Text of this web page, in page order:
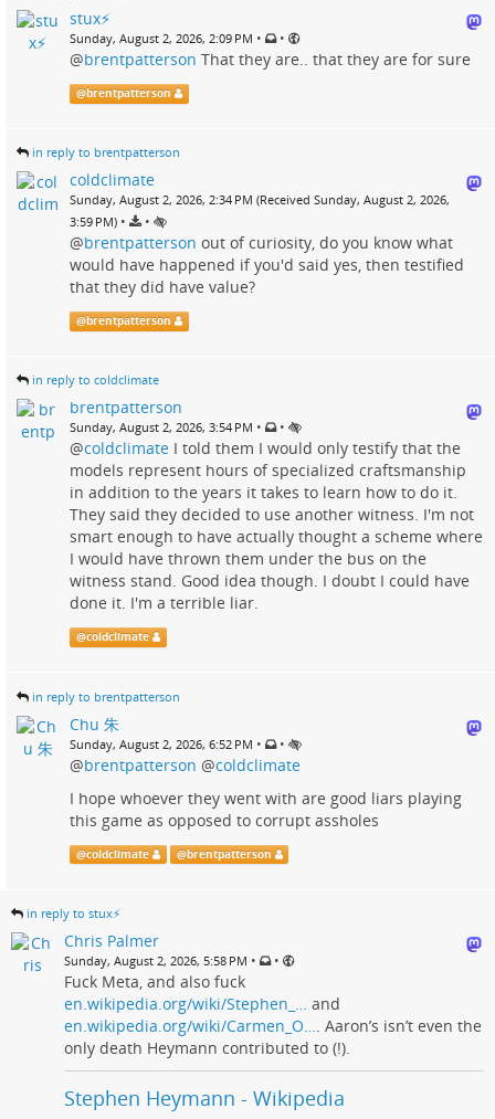
stux⚡️
Sunday, August 2, 2026, 2:09 PM • •
@brentpatterson That they are.. that they are for sure
@brentpatterson
in reply to brentpatterson
coldclimate
Sunday, August 2, 2026, 2:34 PM (Received Sunday, August 2, 2026,
3:59 PM) • •
@brentpatterson out of curiosity, do you know what
would have happened if you'd said yes, then testified
that they did have value?
@brentpatterson
in reply to coldclimate
brentpatterson
Sunday, August 2, 2026, 3:54 PM • •
@coldclimate I told them I would only testify that the
models represent hours of specialized craftsmanship
in addition to the years it takes to learn how to do it.
They said they decided to use another witness. I'm not
smart enough to have actually thought a scheme where
I would have thrown them under the bus on the
witness stand. Good idea though. I doubt I could have
done it. I'm a terrible liar.
@coldclimate
in reply to brentpatterson
Chu 朱
Sunday, August 2, 2026, 6:52 PM • •
@brentpatterson @coldclimate
I hope whoever they went with are good liars playing
this game as opposed to corrupt assholes
@coldclimate @brentpatterson
in reply to stux⚡️
Chris Palmer
Sunday, August 2, 2026, 5:58 PM • •
Fuck Meta, and also fuck
en.wikipedia.org/wiki/Stephen_… and
en.wikipedia.org/wiki/Carmen_O…. Aaron’s isn’t even the
only death Heymann contributed to (!).
Stephen Heymann - Wikipedia